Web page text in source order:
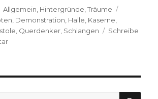
Kategorien
Allgemein Hintergründe ,Träume
Demonstration Halle Kaserne
Querdenker Schlangen
Schreibe
zu